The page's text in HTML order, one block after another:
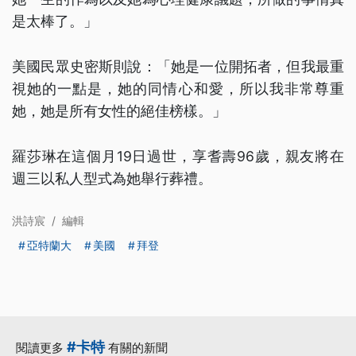
是太棒了。」
美國民眾史密斯則說：「她是一位開拓者，但我最重
視她的一點是，她的同情心和愛，所以我非常尊重
她，她是所有女性的絕佳榜樣。」
羅莎琳在這個月19日過世，享耆壽96歲，親友將在
週三以私人型式為她舉行葬禮。
洪詩宸 / 編輯
亞特蘭大
美國 拜登
閱讀更多 #卡特有關的新聞